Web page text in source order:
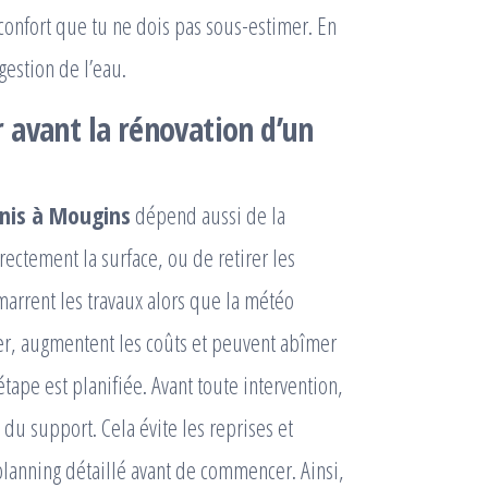
que tu ne dois pas sous-estimer. En
de l’eau.
la rénovation d’un
à Mougins dépend aussi de la
la surface, ou de retirer les
les travaux alors que la météo
augmentent les coûts et peuvent abîmer
est planifiée. Avant toute intervention,
support. Cela évite les reprises et
détaillé avant de commencer. Ainsi,